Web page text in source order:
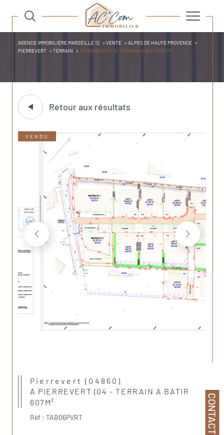
CONTACT
AGENCE IMMOBILIÉRE MARSEILLE 12 VENTE
ALPES DE HAUTE PROVENCE
PIERREVERT
TERRAIN A PIERREVERT 04 TERRAIN A BATIR 607M
Retour aux résultats
VENDU
Pierrevert (04860)
A PIERREVERT (04 - TERRAIN A BATIR
607M²
Réf : TAB06PVRT